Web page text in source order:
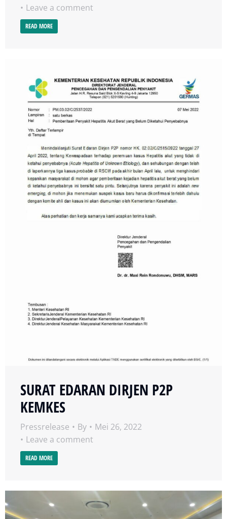
Leave a comment
READ MORE
SURAT EDARAN DIRJEN P2P
KEMKES
Pressrelease By
Mei 26, 2022
Leave a comment
READ MORE